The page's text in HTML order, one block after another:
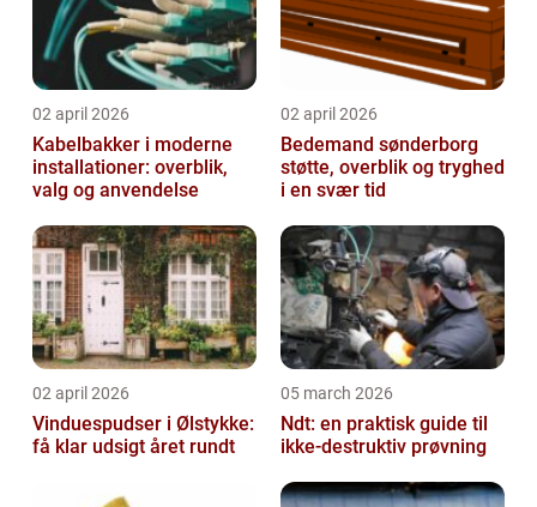
02 april 2026
Kabelbakker i moderne
installationer: overblik,
valg og anvendelse
02 april 2026
Bedemand sønderborg
støtte, overblik og tryghed
i en svær tid
02 april 2026
Vinduespudser i Ølstykke:
få klar udsigt året rundt
05 march 2026
Ndt: en praktisk guide til
ikke-destruktiv prøvning